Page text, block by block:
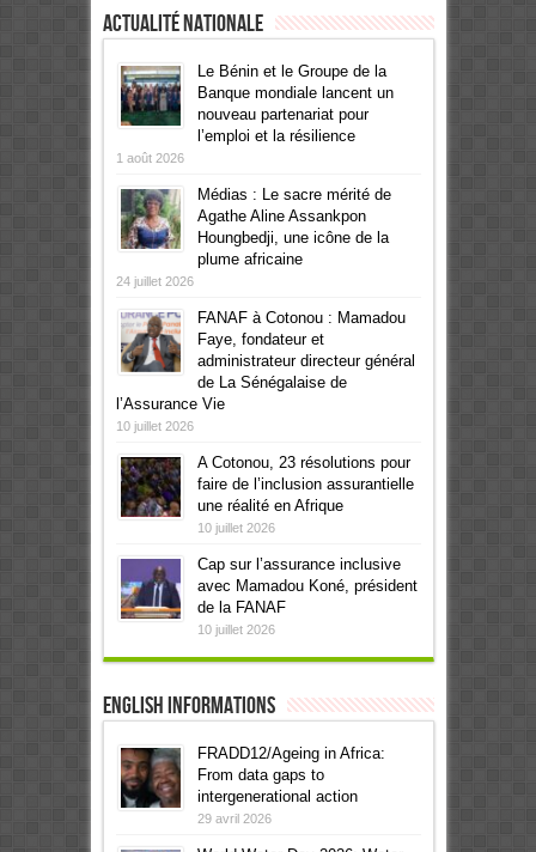
Actualité Nationale
Le Bénin et le Groupe de la
Banque mondiale lancent un
nouveau partenariat pour
l’emploi et la résilience
1 août 2026
Médias : Le sacre mérité de
Agathe Aline Assankpon
Houngbedji, une icône de la
plume africaine
24 juillet 2026
FANAF à Cotonou : Mamadou
Faye, fondateur et
administrateur directeur général
de La Sénégalaise de
l’Assurance Vie
10 juillet 2026
A Cotonou, 23 résolutions pour
faire de l’inclusion assurantielle
une réalité en Afrique
10 juillet 2026
Cap sur l’assurance inclusive
avec Mamadou Koné, président
de la FANAF
10 juillet 2026
English informations
FRADD12/Ageing in Africa:
From data gaps to
intergenerational action
29 avril 2026